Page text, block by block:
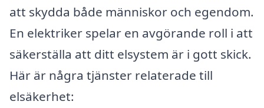
att skydda både människor och egendom.
En elektriker spelar en avgörande roll i att
säkerställa att ditt elsystem är i gott skick.
Här är några tjänster relaterade till
elsäkerhet: